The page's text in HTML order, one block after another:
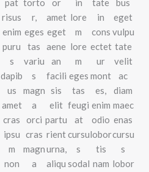
pat
risus
enim
puru
s
dapib
us
amet
cras
ipsu
m
non
torto
r,
eges
tas
variu
s
magn
a
orci
cras
magn
a
or
amet
eget
aene
an
facili
sis
elit
partu
rient
urna,
aliqu
in
lore
m
lore
m
eges
tas
feugi
at
cursu
s
sodal
tate
in
cons
ectet
ur
mont
es,
enim
odio
lobor
tis
nam
bus
eget
vulpu
tate
velit
ac
diam
maec
enas
cursu
s
lobor